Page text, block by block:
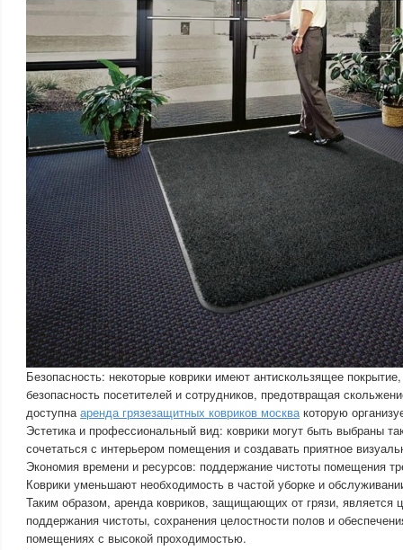
Безопасность: некоторые коврики имеют антискользящее
безопасность посетителей и сотрудников, предотвращая
доступнааренда грязезащитных ковриков москвакоторую
Эстетика и профессиональный вид: коврики могут быть выбраны
сочетаться с интерьером помещения и создавать приятное
Экономия времени и ресурсов: поддержание чистоты помещения
Коврики уменьшают необходимость в частой уборке и
Таким образом, аренда ковриков, защищающих от грязи, является
поддержания чистоты, сохранения целостности полов и
помещениях с высокой проходимостью.